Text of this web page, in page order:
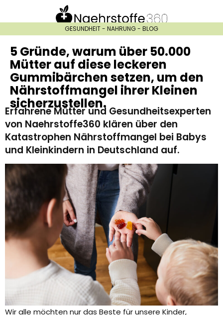
GESUNDHEIT - NAHRUNG - BLOG
5 Gründe, warum über 50.000
Mütter auf diese leckeren
Gummibärchen setzen, um den
Nährstoffmangel ihrer Kleinen
sicherzustellen.
Erfahrene Mütter und Gesundheitsexperten
von Naehrstoffe360 klären über den
Katastrophen Nährstoffmangel bei Babys
und Kleinkindern in Deutschland auf.
Wir alle möchten nur das Beste für unsere Kinder,